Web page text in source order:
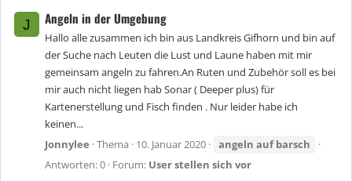
J Angeln in der Umgebung
Hallo alle zusammen ich bin aus Landkreis Gifhorn und bin auf
der Suche nach Leuten die Lust und Laune haben mit mir
gemeinsam angeln zu fahren.An Ruten und Zubehör soll es bei
mir auch nicht liegen hab Sonar ( Deeper plus) für
Kartenerstellung und Fisch finden . Nur leider habe ich
keinen...
Jonnylee Thema 10. Januar 2020 angeln auf barsch
Antworten: 0 Forum: User stellen sich vor